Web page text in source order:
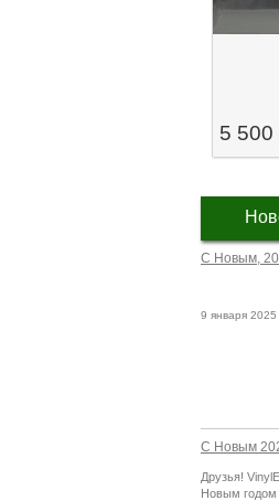
5 500
С Новым,
9 января 2025
С Новым
Друзья!
Новым годом